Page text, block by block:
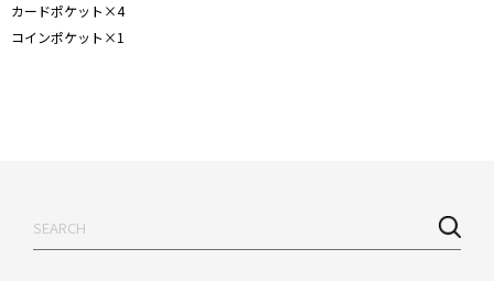
カードポケット×4
コインポケット×1